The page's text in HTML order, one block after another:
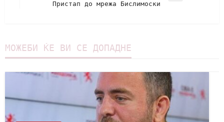
Пристап до мрежа Бислимоски
МОЖЕБИ ЌЕ ВИ СЕ ДОПАДНЕ